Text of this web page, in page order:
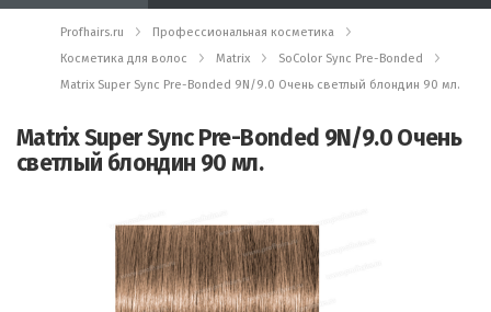
Profhairs.ru
Профессиональная косметика
Косметика для волос
Matrix
SoColor Sync Pre-Bonded
Matrix Super Sync Pre-Bonded 9N/9.0 Очень светлый блондин 90 мл.
Matrix Super Sync Pre-Bonded 9N/9.0 Очень
светлый блондин 90 мл.